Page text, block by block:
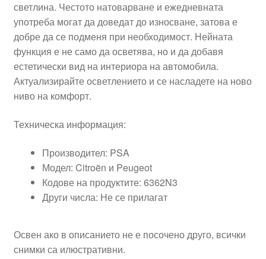
светлина. Честото натоварване и ежедневната
употреба могат да доведат до износване, затова е
добре да се подменя при необходимост. Нейната
функция е не само да осветява, но и да добавя
естетически вид на интериора на автомобила.
Актуализирайте осветлението и се насладете на ново
ниво на комфорт.
Техническа информация:
Производител: PSA
Модел: Citroën и Peugeot
Кодове на продуктите: 6362N3
Други числа: Не се прилагат
Освен ако в описанието не е посочено друго, всички
снимки са илюстративни.